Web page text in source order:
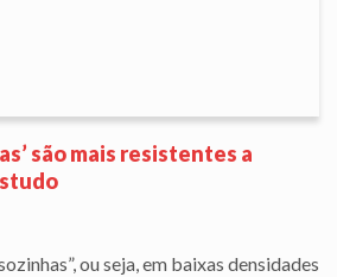
são mais resistentes a
ou seja, em baixas densidades